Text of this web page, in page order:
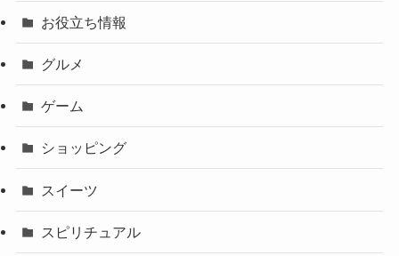
お役立ち情報
グルメ
ゲーム
ショッピング
スイーツ
スピリチュアル